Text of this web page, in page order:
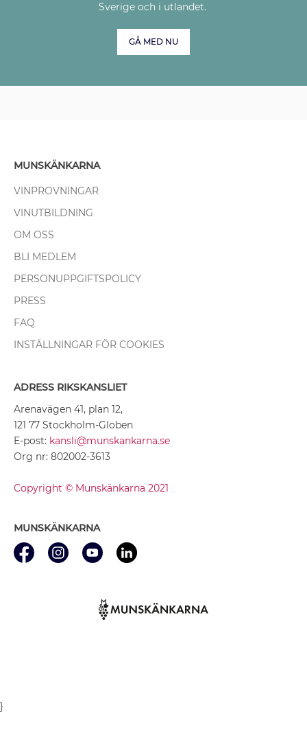
Sverige och i utlandet.
GÅ MED NU
MUNSKÄNKARNA
VINPROVNINGAR
VINUTBILDNING
OM OSS
BLI MEDLEM
PERSONUPPGIFTSPOLICY
PRESS
FAQ
INSTÄLLNINGAR FÖR COOKIES
ADRESS RIKSKANSLIET
Arenavägen 41, plan 12,
121 77 Stockholm-Globen
E-post: kansli@munskankarna.se
Org nr: 802002-3613
Copyright © Munskänkarna 2021
MUNSKÄNKARNA
}